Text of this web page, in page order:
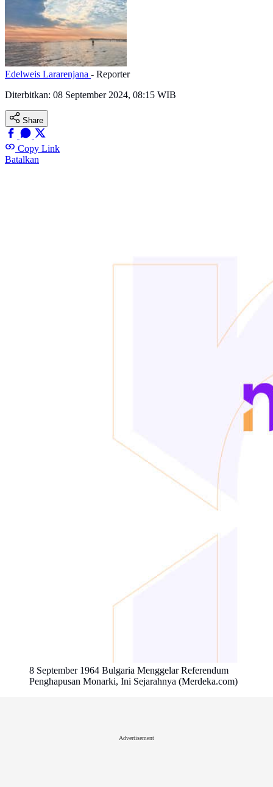
Edelweis Lararenjana - Reporter
Diterbitkan: 08 September 2024, 08:15 WIB
Share
Copy Link
Batalkan
8 September 1964 Bulgaria Menggelar Referendum
Penghapusan Monarki, Ini Sejarahnya (Merdeka.com)
Advertisement